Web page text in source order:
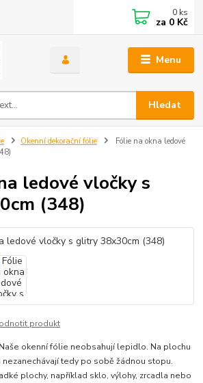
Menu
Hledat
0 ks
za 0 Kč
Okenní dekorační fólie
Fólie na okna ledové
ledové vločky s
(348)
produkt
okenní fólie neobsahují lepidlo. Na plochu
tedy po sobě žádnou stopu.
plochy, například sklo, výlohy, zrcadla nebo